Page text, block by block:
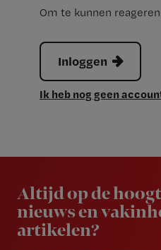
Om te kunnen
Inloggen
Ik heb nog geen
Altijd op de
nieuws en
artikelen?